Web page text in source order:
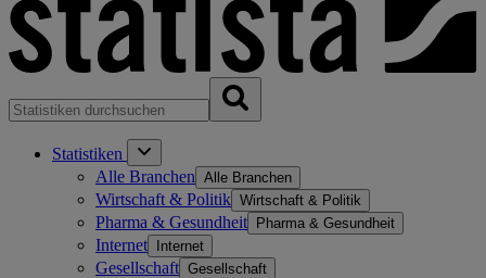
Statistiken
Alle Branchen Alle Branchen
Wirtschaft & Politik Wirtschaft & Politik
Pharma & Gesundheit Pharma & Gesundheit
Internet Internet
Gesellschaft Gesellschaft